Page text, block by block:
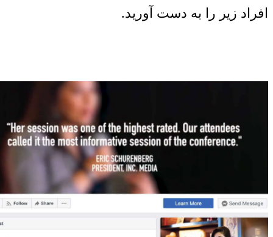
افراد زیر را به دست آورید.